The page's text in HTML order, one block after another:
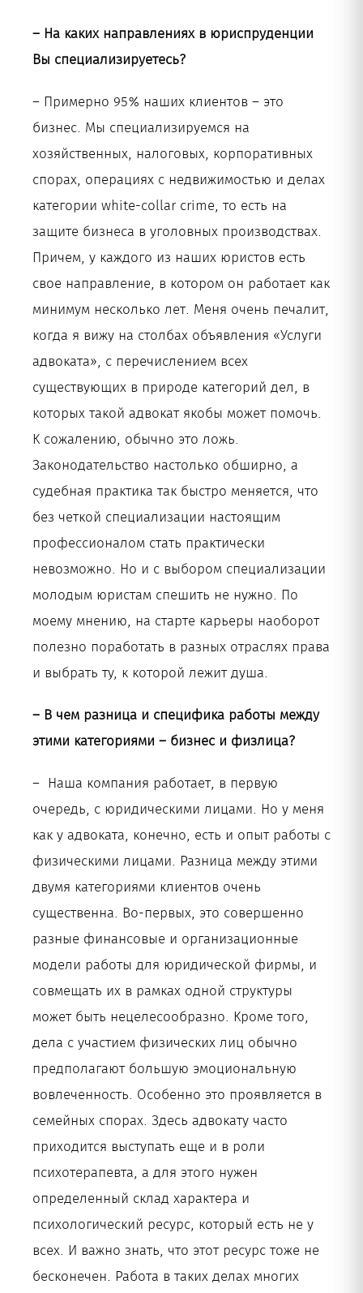
– На каких направлениях в юриспруденции
Вы специализируетесь?
– Примерно 95% наших клиентов – это
бизнес. Мы специализируемся на
хозяйственных, налоговых, корпоративных
спорах, операциях с недвижимостью и делах
категории white-collar crime, то есть на
защите бизнеса в уголовных производствах.
Причем, у каждого из наших юристов есть
свое направление, в котором он работает как
минимум несколько лет. Меня очень печалит,
когда я вижу на столбах объявления «Услуги
адвоката», с перечислением всех
существующих в природе категорий дел, в
которых такой адвокат якобы может помочь.
К сожалению, обычно это ложь.
Законодательство настолько обширно, а
судебная практика так быстро меняется, что
без четкой специализации настоящим
профессионалом стать практически
невозможно. Но и с выбором специализации
молодым юристам спешить не нужно. По
моему мнению, на старте карьеры наоборот
полезно поработать в разных отраслях права
и выбрать ту, к которой лежит душа.
– В чем разница и специфика работы между
этими категориями – бизнес и физлица?
– Наша компания работает, в первую
очередь, с юридическими лицами. Но у меня
как у адвоката, конечно, есть и опыт работы с
физическими лицами. Разница между этими
двумя категориями клиентов очень
существенна. Во-первых, это совершенно
разные финансовые и организационные
модели работы для юридической фирмы, и
совмещать их в рамках одной структуры
может быть нецелесообразно. Кроме того,
дела с участием физических лиц обычно
предполагают большую эмоциональную
вовлеченность. Особенно это проявляется в
семейных спорах. Здесь адвокату часто
приходится выступать еще и в роли
психотерапевта, а для этого нужен
определенный склад характера и
психологический ресурс, который есть не у
всех. И важно знать, что этот ресурс тоже не
бесконечен. Работа в таких делах многих